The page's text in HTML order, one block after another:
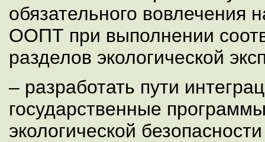
обязательного вовлечения
ООПТ при выполнении
разделов экологической
– разработать пути
государственные
экологической